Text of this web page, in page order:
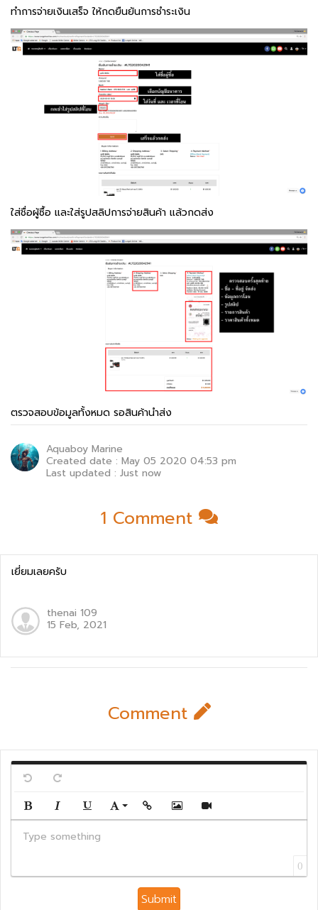
ทำการจ่ายเงินเสร็จ ให้กดยืนยันการชำระเงิน
ใส่ชื่อผู้ซื้อ และใส่รูปสลิปการจ่ายสินค้า แล้วกดส่ง
ตรวจสอบข้อมูลทั้งหมด รอสินค้านำส่ง
Aquaboy Marine
Created date : May 05 2020 04:53 pm
Last updated : Just now
1 Comment
เยี่ยมเลยครับ
thenai 109
15 Feb, 2021
Comment
Bold Italic UnderlineFont Family
Insert LinkInsert ImageInsert Video
Type something
0
Submit